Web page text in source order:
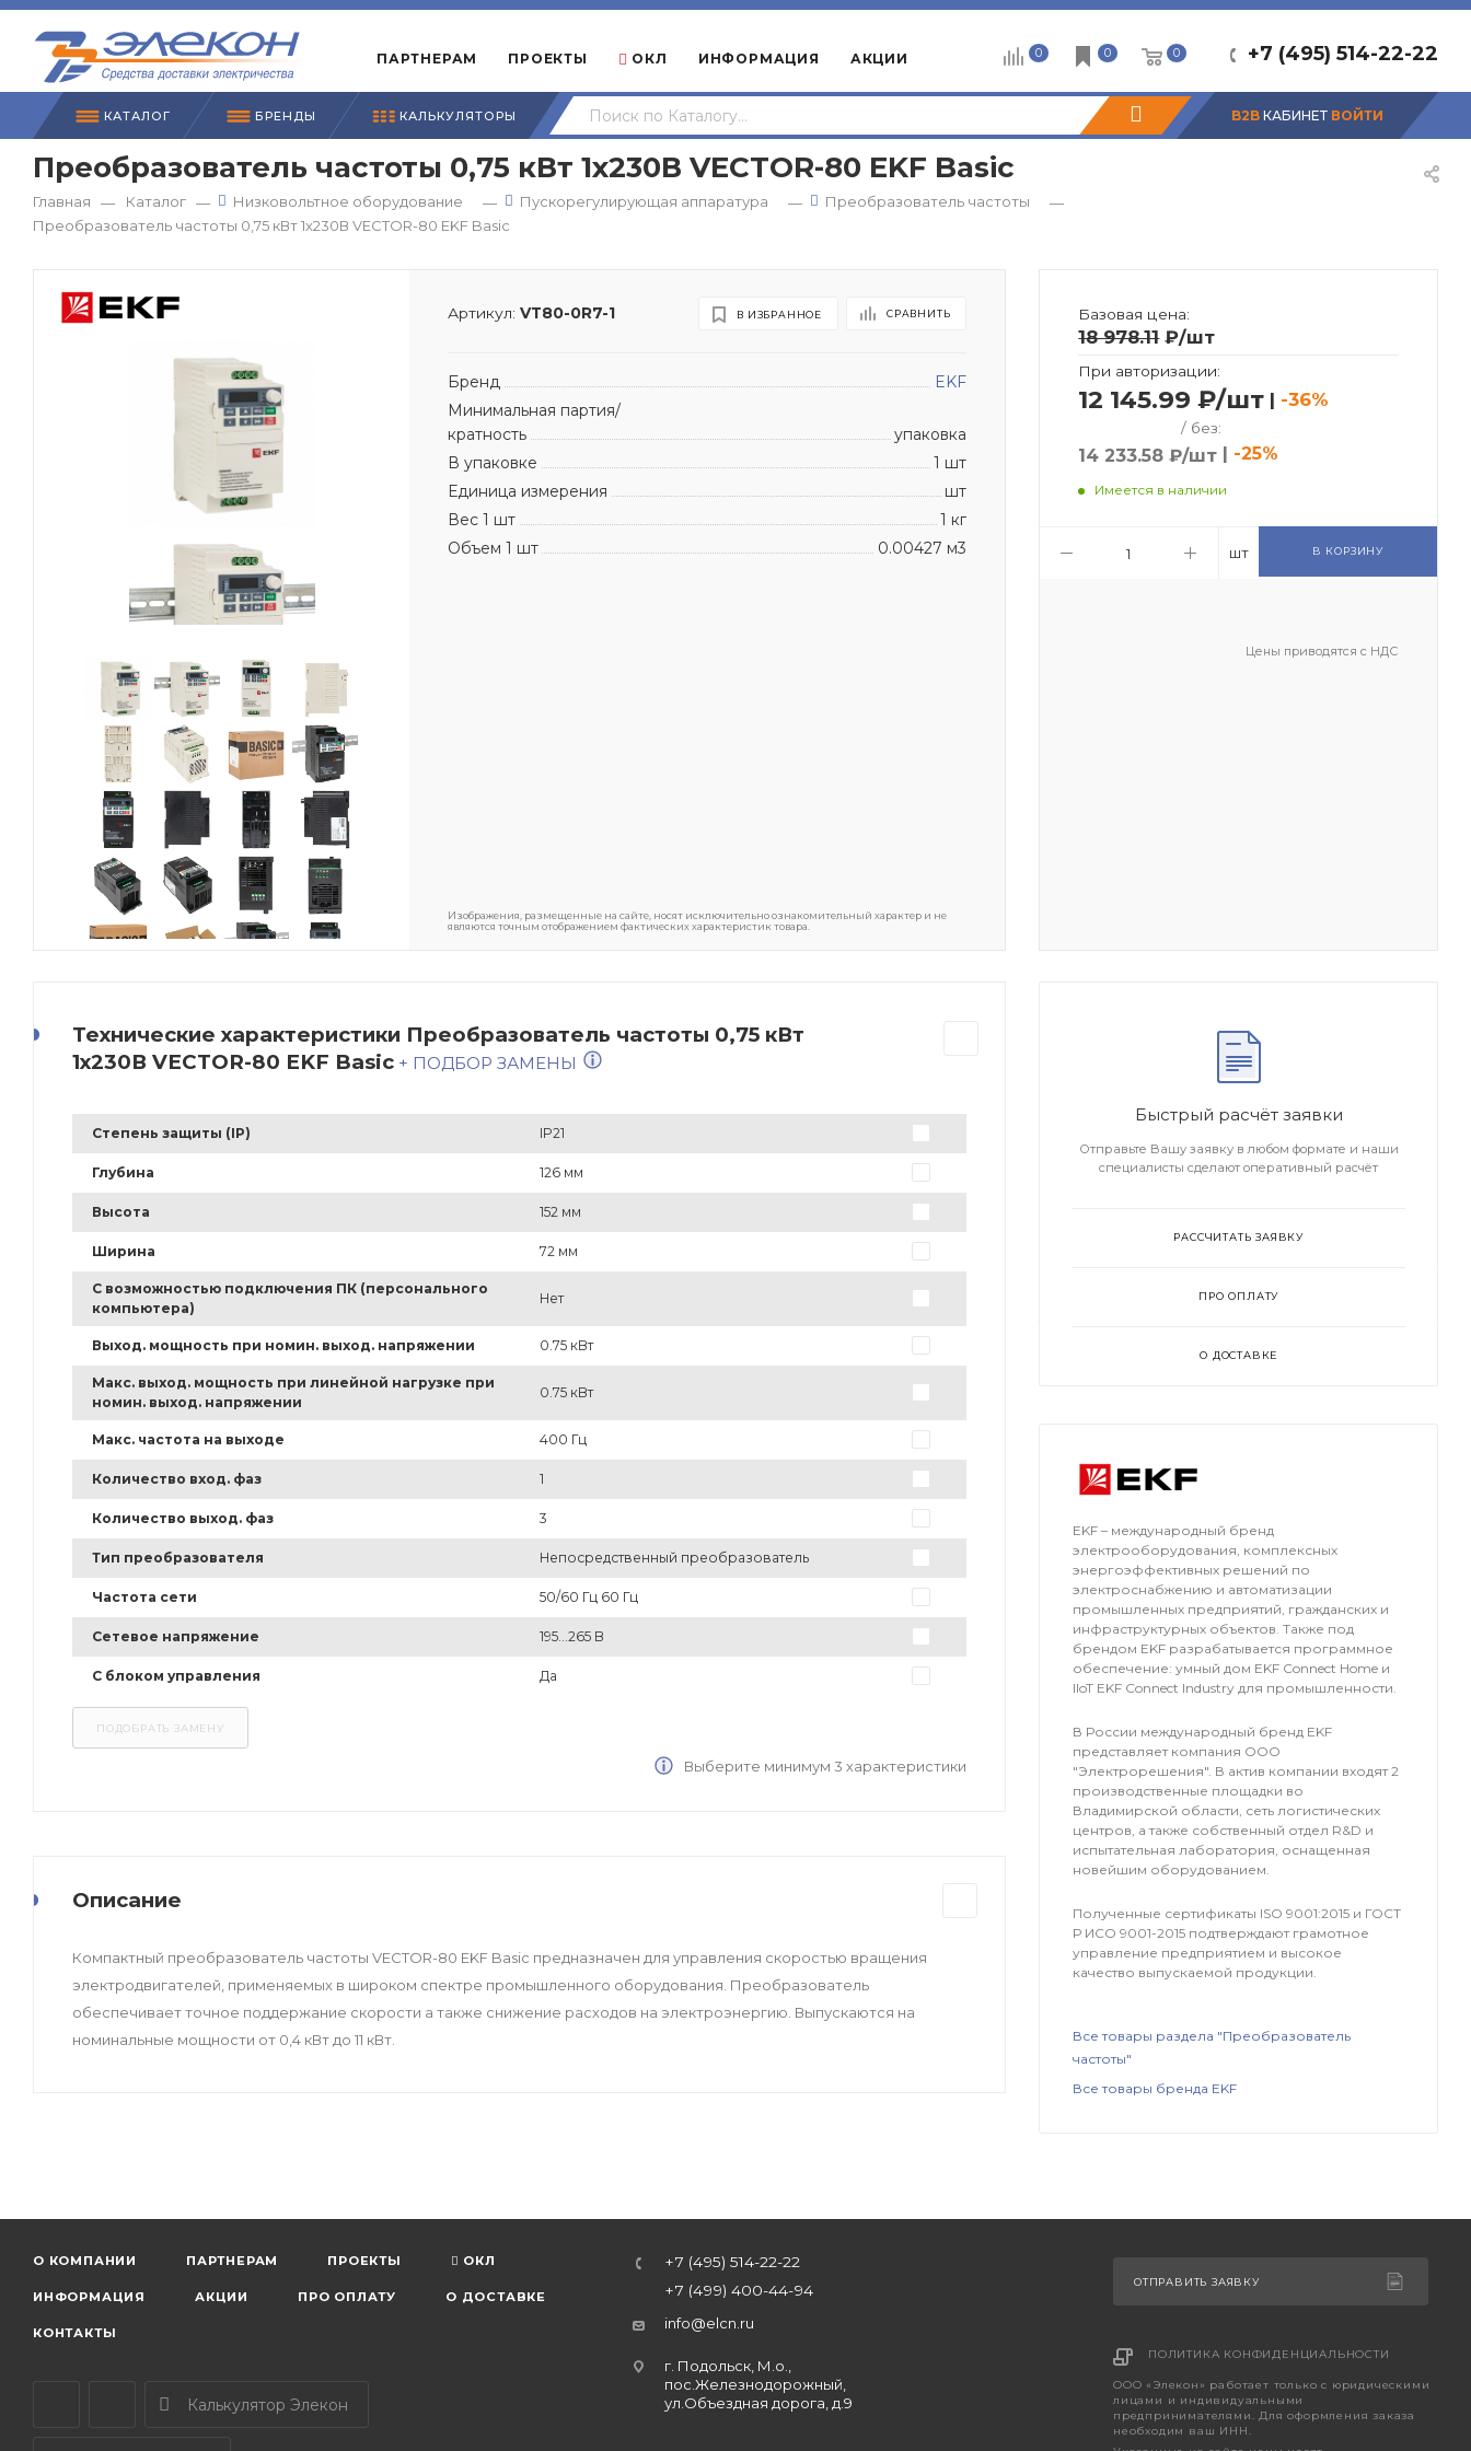
ПАРТНЕРАМ ПРОЕКТЫ ОКЛ ИНФОРМАЦИЯ АКЦИИ +7 (495) 514-22-22
0 0 0
B2B КАБИНЕТ ВОЙТИ
КАТАЛОГ БРЕНДЫ КАЛЬКУЛЯТОРЫ
Преобразователь частоты 0,75 кВт 1х230В VECTOR-80 EKF Basic
Главная — Каталог — Низковольтное оборудование — Пускорегулирующая аппаратура — Преобразователь частоты
—
Преобразователь частоты 0,75 кВт 1х230В VECTOR-80 EKF Basic
Артикул: VT80-0R7-1 В ИЗБРАННОЕ СРАВНИТЬ
Бренд
EKF
Минимальная партия/
кратность
упаковка
В упаковке
1 шт
Единица измерения
шт
Вес 1 шт
1 кг
Объем 1 шт
0.00427 м3
Изображения, размещенные на сайте, носят исключительно ознакомительный характер и не
являются точным отображением фактических характеристик товара.
Базовая цена:
18 978.11₽/шт
При авторизации:
12 145.99 ₽/шт | -36%
/ без:
14 233.58 ₽/шт | -25%
Имеется в наличии
шт В КОРЗИНУ
Цены приводятся с НДС
Технические характеристики Преобразователь частоты 0,75 кВт
1х230В VECTOR-80 EKF Basic + ПОДБОР ЗАМЕНЫ
Степень защиты (IP) IP21
Глубина 126 мм
Высота 152 мм
Ширина 72 мм
С возможностью подключения ПК (персонального
компьютера)
Нет
Выход. мощность при номин. выход. напряжении 0.75 кВт
Макс. выход. мощность при линейной нагрузке при
номин. выход. напряжении
0.75 кВт
Макс. частота на выходе 400 Гц
Количество вход. фаз 1
Количество выход. фаз 3
Тип преобразователя Непосредственный преобразователь
Частота сети 50/60 Гц 60 Гц
Сетевое напряжение 195...265 В
С блоком управления Да
Выберите минимум 3 характеристики
Описание
Компактный преобразователь частоты VECTOR-80 EKF Basic предназначен для управления скоростью вращения
электродвигателей, применяемых в широком спектре промышленного оборудования. Преобразователь
обеспечивает точное поддержание скорости а также снижение расходов на электроэнергию. Выпускаются на
номинальные мощности от 0,4 кВт до 11 кВт.
Быстрый расчёт заявки
Отправьте Вашу заявку в любом формате и наши
специалисты сделают оперативный расчёт
РАССЧИТАТЬ ЗАЯВКУ
ПРО ОПЛАТУ
О ДОСТАВКЕ
EKF – международный бренд
электрооборудования, комплексных
энергоэффективных решений по
электроснабжению и автоматизации
промышленных предприятий, гражданских и
инфраструктурных объектов. Также под
брендом EKF разрабатывается программное
обеспечение: умный дом EKF Connect Home и
IIoT EKF Connect Industry для промышленности.
В России международный бренд EKF
представляет компания OOO
"Электрорешения". В актив компании входят 2
производственные площадки во
Владимирской области, сеть логистических
центров, а также собственный отдел R&D и
испытательная лаборатория, оснащенная
новейшим оборудованием.
Полученные сертификаты ISO 9001:2015 и ГОСТ
Р ИСО 9001-2015 подтверждают грамотное
управление предприятием и высокое
качество выпускаемой продукции.
Все товары раздела "Преобразователь
частоты"
Все товары бренда EKF
О КОМПАНИИ ПАРТНЕРАМ ПРОЕКТЫ ОКЛ
ИНФОРМАЦИЯ АКЦИИ ПРО ОПЛАТУ О ДОСТАВКЕ
КОНТАКТЫ
Калькулятор Элекон
+7 (495) 514-22-22
+7 (499) 400-44-94
info@elcn.ru
г. Подольск, М.о.,
пос.Железнодорожный,
ул.Объездная дорога, д.9
ОТПРАВИТЬ ЗАЯВКУ
ПОЛИТИКА КОНФИДЕНЦИАЛЬНОСТИ
ООО «Элекон» работает только с юридическими
лицами и индивидуальными
предпринимателями. Для оформления заказа
необходим ваш ИНН.